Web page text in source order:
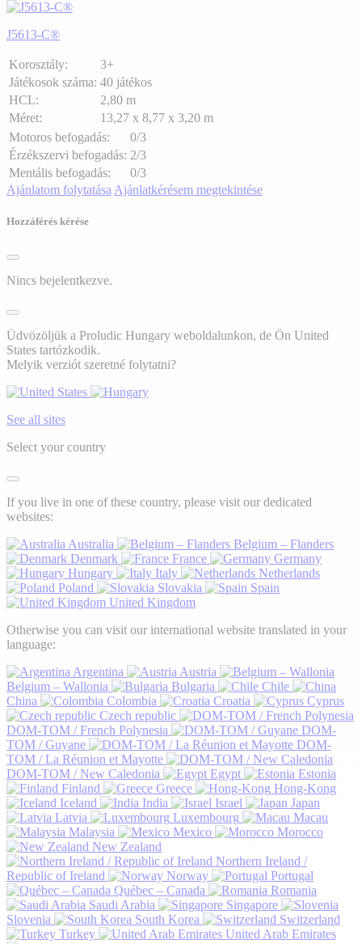
J5613-C®
Korosztály:
3+
Játékosok száma: 40 játékos
HCL:
2,80 m
Méret:
13,27 x 8,77 x 3,20 m
Motoros befogadás:
0/3
Érzékszervi befogadás: 2/3
Mentális befogadás:
0/3
Ajánlatom folytatása Ajánlatkérésem megtekintése
Hozzáférés kérése
Nincs bejelentkezve.
Üdvözöljük a Proludic Hungary weboldalunkon, de Ön United
States tartózkodik.
Melyik verziót szeretné folytatni?
See all sites
Select your country
If you live in one of these country, please visit our dedicated
websites:
Australia
Belgium – Flanders
Denmark
France
Germany
Hungary
Italy
Netherlands
Poland
Slovakia
Spain
United Kingdom
Otherwise you can visit our international website translated in your
language:
Argentina
Austria
Belgium – Wallonia
Bulgaria
Chile
China
Colombia Croatia
Cyprus
Czech republic
DOM-TOM / French Polynesia
DOM-
TOM / Guyane
DOM-
TOM / La Réunion et Mayotte
DOM-TOM / New Caledonia
Egypt
Estonia
Finland
Greece
Hong-Kong
Iceland
India Israel
Japan
Latvia
Luxembourg
Macau
Malaysia
Mexico
Morocco
New Zealand
Northern Ireland /
Republic of Ireland
Norway
Portugal
Québec – Canada
Romania
Saudi Arabia
Singapore
Slovenia
South Korea
Switzerland
Turkey
United Arab Emirates